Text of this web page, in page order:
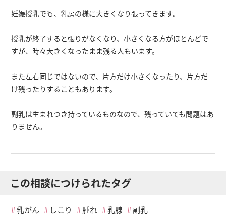
妊娠授乳でも、乳房の様に大きくなり張ってきます。
授乳が終了すると張りがなくなり、小さくなる方がほとんどで
すが、時々大きくなったまま残る人もいます。
また左右同じではないので、片方だけ小さくなったり、片方だ
け残ったりすることもあります。
副乳は生まれつき持っているものなので、残っていても問題はあ
りません。
この相談につけられたタグ
乳がん しこり 腫れ 乳腺 副乳